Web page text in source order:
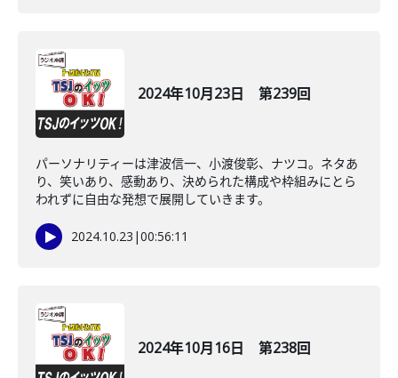
2024年10月23日 第239回
パーソナリティーは津波信一、小渡俊彰、ナツコ。ネタあ
り、笑いあり、感動あり、決められた構成や枠組みにとら
われずに自由な発想で展開していきます。
2024.10.23 |00:56:11
2024年10月16日 第238回